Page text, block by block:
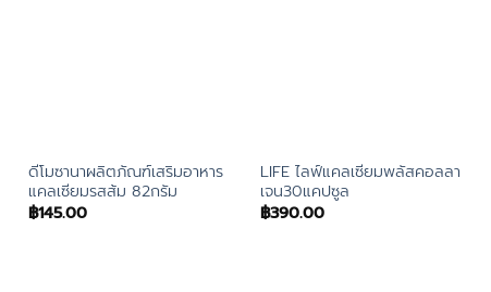
ดีโมซานาผลิตภัณฑ์เสริมอาหาร
แคลเซียมรสส้ม 82กรัม
฿145.00
LIFE ไลฟ์แคลเซียมพลัสคอลลา
เจน30แคปซูล
฿390.00